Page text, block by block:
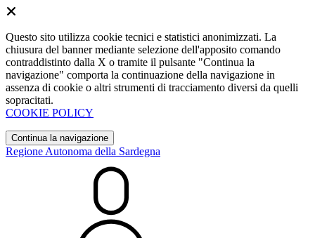
Questo sito utilizza cookie tecnici e statistici anonimizzati. La
chiusura del banner mediante selezione dell'apposito comando
contraddistinto dalla X o tramite il pulsante "Continua la
navigazione" comporta la continuazione della navigazione in
assenza di cookie o altri strumenti di tracciamento diversi da quelli
sopracitati.
COOKIE POLICY
Continua la navigazione
Regione Autonoma della Sardegna